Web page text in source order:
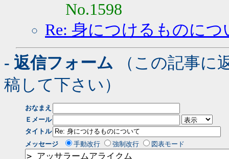
No.1598
Re: 身につけるものにつ
- 返信フォーム （この記事に
稿して下さい）
おなまえ
Ｅメール
タイトル
メッセージ
手動改行 強制改行 図表モード